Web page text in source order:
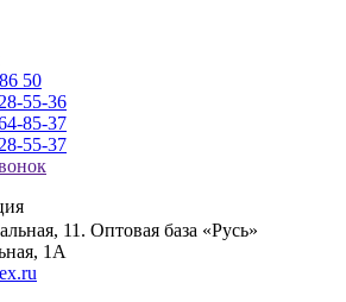
50
55-36
85-37
55-37
11. Оптовая база «Русь»
1А